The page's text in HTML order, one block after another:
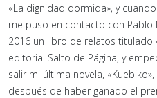
«La dignidad dormida», y
me puso en contacto con Pablo
2016 un libro de relatos titulado
editorial Salto de Página, y
salir mi última novela,
después de haber ganado el